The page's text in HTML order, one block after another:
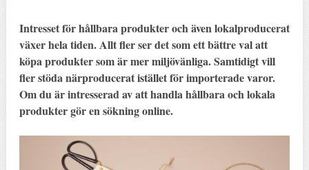
Intresset för hållbara produkter och även lokalproducerat
växer hela tiden. Allt fler ser det som ett bättre val att
köpa produkter som är mer miljövänliga. Samtidigt vill
fler stöda närproducerat istället för importerade varor.
Om du är intresserad av att handla hållbara och lokala
produkter gör en sökning online.